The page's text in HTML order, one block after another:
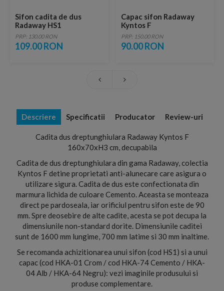
Sifon cadita de dus
Radaway HS1
PRP: 130.00 RON
109.00 RON
Capac sifon Radaway
Kyntos F
PRP: 150.00 RON
90.00 RON
Descriere Specificatii Producator Review-uri
Cadita dus dreptunghiulara Radaway Kyntos F
160x70xH3 cm, decupabila
Cadita de dus dreptunghiulara din gama Radaway, colectia
Kyntos F detine proprietati anti-alunecare care asigura o
utilizare sigura. Cadita de dus este confectionata din
marmura lichida de culoare Cemento. Aceasta se monteaza
direct pe pardoseala, iar orificiul pentru sifon este de 90
mm. Spre deosebire de alte cadite, acesta se pot decupa la
dimensiunile non-standard dorite. Dimensiunile caditei
sunt de 1600 mm lungime, 700 mm latime si 30 mm inaltime.
Se recomanda achizitionarea unui sifon (cod HS1) si a unui
capac (cod HKA-01 Crom / cod HKA-74 Cemento / HKA-
04 Alb / HKA-64 Negru): vezi imaginile produsului si
produse complementare.